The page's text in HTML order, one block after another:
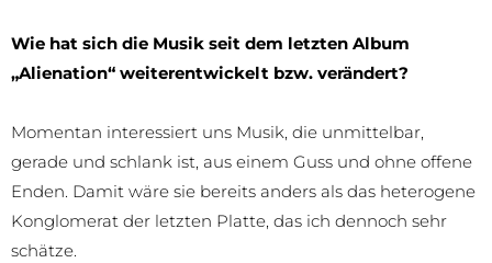
Wie hat sich die Musik seit dem letzten Album
„Alienation“ weiterentwickelt bzw. verändert?
Momentan interessiert uns Musik, die unmittelbar,
gerade und schlank ist, aus einem Guss und ohne offene
Enden. Damit wäre sie bereits anders als das heterogene
Konglomerat der letzten Platte, das ich dennoch sehr
schätze.